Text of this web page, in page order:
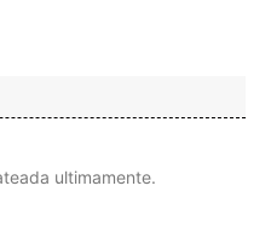
ultimamente.